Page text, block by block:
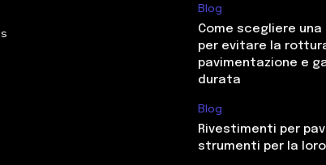
Blog
Come scegliere
per evitare la
pavimentazione e
durata
Blog
Rivestimenti per
strumenti per la